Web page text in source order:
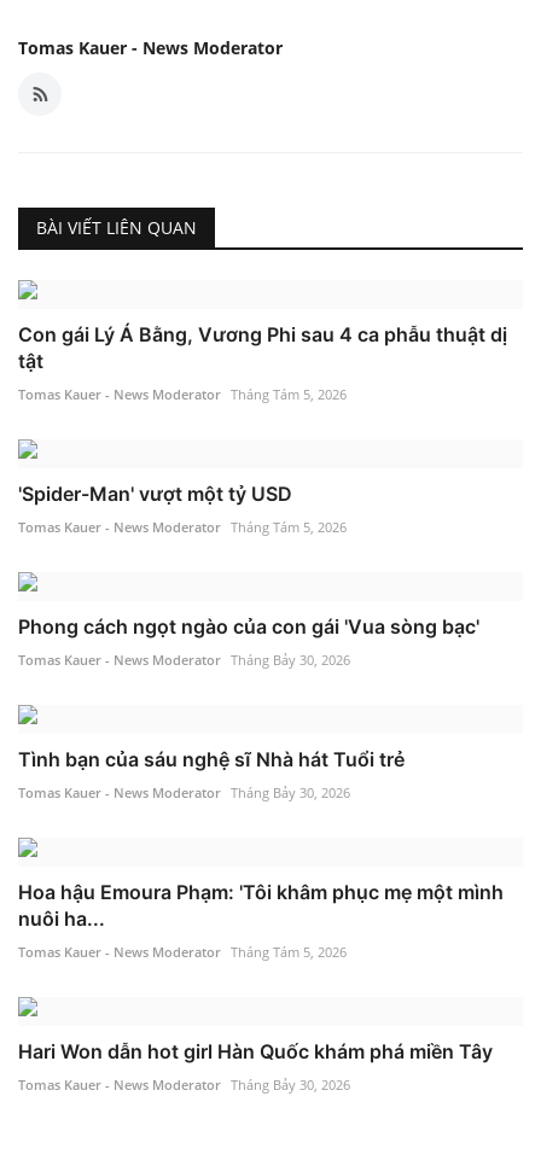
Tomas Kauer - News Moderator
BÀI VIẾT LIÊN QUAN
Con gái Lý Á Bằng, Vương Phi sau 4 ca phẫu thuật dị
tật
Tomas Kauer - News Moderator Tháng Tám 5, 2026
'Spider-Man' vượt một tỷ USD
Tomas Kauer - News Moderator Tháng Tám 5, 2026
Phong cách ngọt ngào của con gái 'Vua sòng bạc'
Tomas Kauer - News Moderator Tháng Bảy 30, 2026
Tình bạn của sáu nghệ sĩ Nhà hát Tuổi trẻ
Tomas Kauer - News Moderator Tháng Bảy 30, 2026
Hoa hậu Emoura Phạm: 'Tôi khâm phục mẹ một mình
nuôi ha...
Tomas Kauer - News Moderator Tháng Tám 5, 2026
Hari Won dẫn hot girl Hàn Quốc khám phá miền Tây
Tomas Kauer - News Moderator Tháng Bảy 30, 2026